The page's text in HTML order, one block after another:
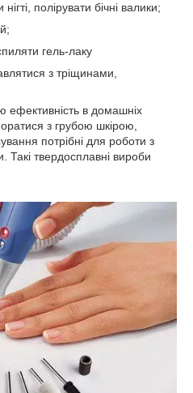
полірувати бічні валики;
гель-лаку
з тріщинами,
ефективність в домашніх
з грубою шкірою,
потрібні для роботи з
Такі твердосплавні вироби